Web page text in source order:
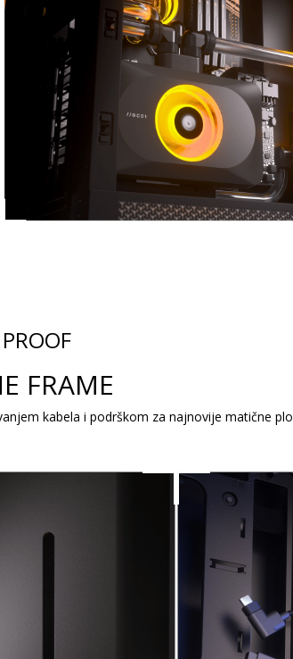
FRAME
kabela i podrškom za najnovije matične